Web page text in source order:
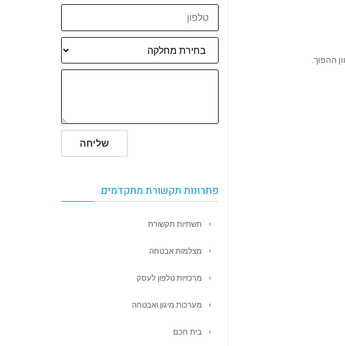
טלפון
שליחה
פתרונות תקשורת מתקדמים
תשתיות תקשורת
מצלמות אבטחה
מרכזיות טלפון לעסק
מערכות מיגון ואבטחה
בית חכם